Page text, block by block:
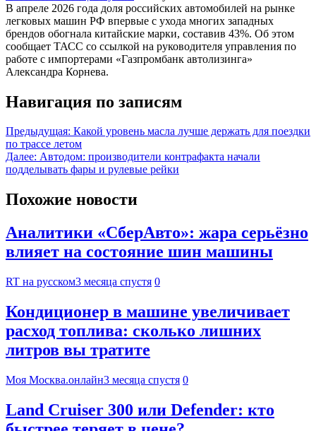
В апреле 2026 года доля российских автомобилей на рынке
легковых машин РФ впервые с ухода многих западных
брендов обогнала китайские марки, составив 43%. Об этом
сообщает ТАСС со ссылкой на руководителя управления по
работе с импортерами «Газпромбанк автолизинга»
Александра Корнева.
Навигация по записям
Предыдущая: Какой уровень масла лучше держать для поездки
по трассе летом
Далее: Автодом: производители контрафакта начали
подделывать фары и рулевые рейки
Похожие новости
Аналитики «СберАвто»: жара серьёзно
влияет на состояние шин машины
RT на русском3 месяца спустя 0
Кондиционер в машине увеличивает
расход топлива: сколько лишних
литров вы тратите
Моя Москва.онлайн3 месяца спустя 0
Land Cruiser 300 или Defender: кто